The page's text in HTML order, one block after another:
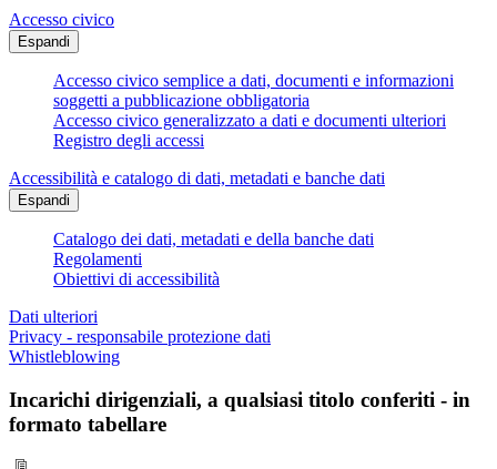
Accesso civico
Espandi
Accesso civico semplice a dati, documenti e informazioni
soggetti a pubblicazione obbligatoria
Accesso civico generalizzato a dati e documenti ulteriori
Registro degli accessi
Accessibilità e catalogo di dati, metadati e banche dati
Espandi
Catalogo dei dati, metadati e della banche dati
Regolamenti
Obiettivi di accessibilità
Dati ulteriori
Privacy - responsabile protezione dati
Whistleblowing
Incarichi dirigenziali, a qualsiasi titolo conferiti - in
formato tabellare